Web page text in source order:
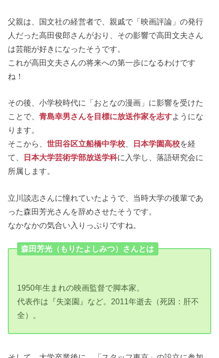
父親は、国文社の経営者で、親戚で「映画評論」の発行
人だった高田俊郎さんがおり、その影響で高田文夫さん
は芸能が好きになったそうです。
これが高田文夫さんの将来への第一歩になるわけです
ね！
その後、小学校時代に「おとなの漫画」に影響を受けた
ことで、青島幸男さんを目標に放送作家を志すようにな
ります。
そこから、世田谷区立船橋中学校 日本学園高校を経
て、
日本大学芸術学部放送学科に入学し、落語研究会に
所属します。
立川談志さんに憧れていたようで、当時大学の後輩であ
った森田芳光さんを辞めさせたそうです。
なかなかの気合い入りっぷりですね。
森田芳光（もりたよしみつ）さんとは
1950年生まれの映画監督で脚本家。
代表作は『失楽園』など。2011年逝去（死因：肝不
全）。